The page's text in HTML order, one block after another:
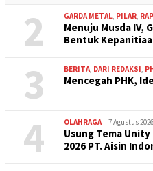
2 GARDA METAL, PILAR,
Menuju Musda IV,
Bentuk
3 BERITA, DARI REDAKSI,
Mencegah PHK,
4 OLAHRAGA 7 Agustus 2026
Usung Tema Unity
2026 PT. Aisin